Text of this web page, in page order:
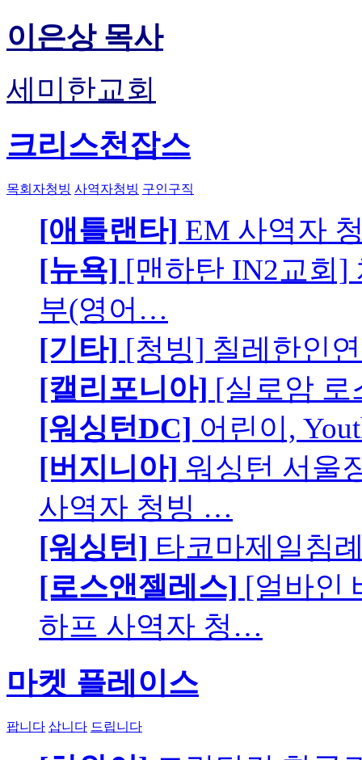
이은상 목사
세미한교회
크리스천잡스
목회자청빙 사역자청빙 구인구직
[애틀랜타] EM 사역자
[뉴욕] [맨하탄 IN2교회]
부(영어…
[기타] [청빙] 칠레한인
[캘리포니아] [실로암 로
[워싱턴DC] 어린이,
[버지니아] 워싱턴 서울
사역자 청빙 …
[워싱턴] 타코마제일침
[로스앤젤레스] [얼바인
하프 사역자 청…
마켓 플레이스
팝니다 삽니다 드립니다